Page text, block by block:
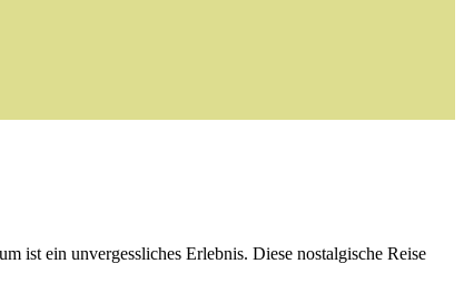
ist ein unvergessliches Erlebnis. Diese nostalgische Reise